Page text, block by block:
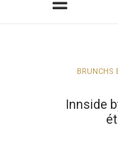
BRUNCHS
Innside